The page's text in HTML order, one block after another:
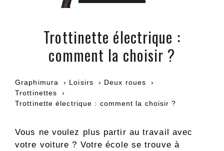
Trottinette électrique :
comment la choisir ?
Graphimura Loisirs
Deux roues
Trottinettes
Trottinette électrique : comment la choisir ?
Vous ne voulez plus partir au travail avec
votre voiture ? Votre école se trouve à